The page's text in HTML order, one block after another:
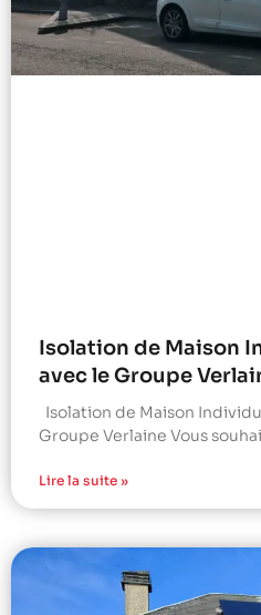
Isolation de Maison
avec le Groupe
Isolation de Maison
Groupe Verlaine Vous
Lire la suite »